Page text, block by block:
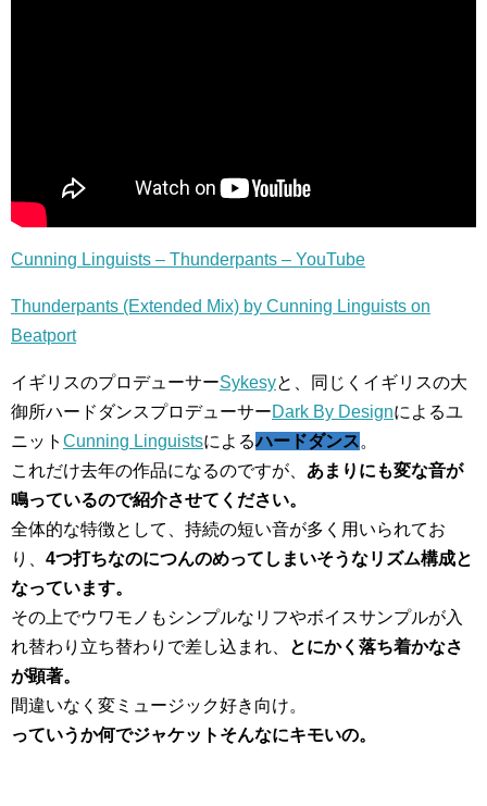
Cunning Linguists – Thunderpants – YouTube
Thunderpants (Extended Mix) by Cunning Linguists on
Beatport
イギリスのプロデューサーSykesyと、同じくイギリスの大
御所ハードダンスプロデューサーDark By Designによるユ
ニット Cunning Linguistsによるハードダンス。
これだけ去年の作品になるのですが、 あまりにも変な音が
鳴っているので紹介させてください。
全体的な特徴として、持続の短い音が多く用いられてお
り、 4つ打ちなのにつんのめってしまいそうなリズム構成と
なっています。
その上でウワモノもシンプルなリフやボイスサンプルが入
れ替わり立ち替わりで差し込まれ、
とにかく落ち着かなさ
が顕著。
間違いなく変ミュージック好き向け。
っていうか何でジャケットそんなにキモいの。